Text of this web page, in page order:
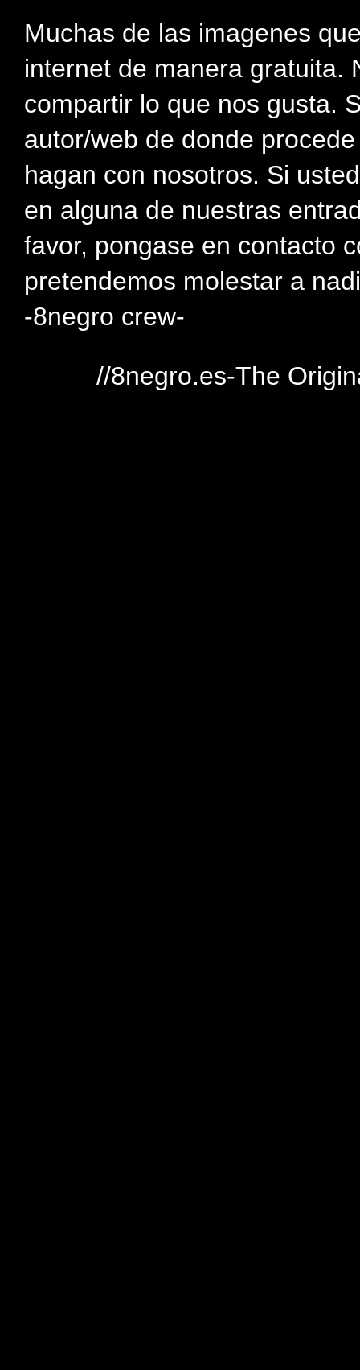
Muchas de las imagenes
internet de manera gratuita.
compartir lo que nos gusta.
autor/web de donde
hagan con nosotros. Si
en alguna de nuestras
favor, pongase en contacto
pretendemos molestar a
-8negro crew-
//8negro.es-The